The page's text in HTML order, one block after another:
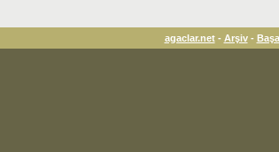
agaclar.net- Arşiv-